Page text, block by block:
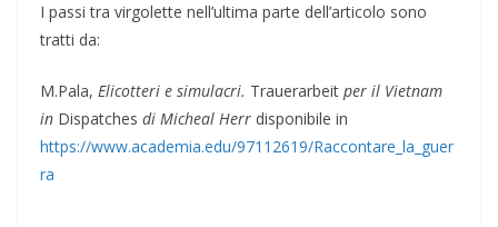
I passi tra virgolette nell’ultima parte dell’articolo sono
tratti da:
M.Pala, Elicotteri e simulacri. Trauerarbeit per il Vietnam
in Dispatches di Micheal Herr disponibile in
https://www.academia.edu/97112619/Raccontare_la_guer
ra